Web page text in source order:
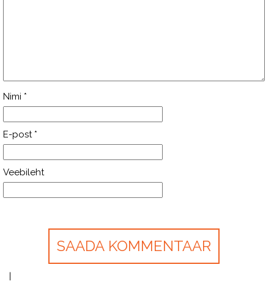
Nimi *
E-post *
Veebileht